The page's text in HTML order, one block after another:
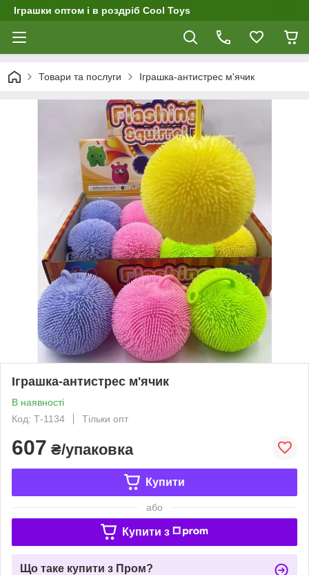
Іграшки оптом і в роздріб Cool Toys
Товари та послуги Іграшка-антистрес м'ячик
Іграшка-антистрес м'ячик
В наявності
Код: Т-1134
Тільки опт
607 ₴/упаковка
Купити
або
Купити з
Що таке купити з Пром?